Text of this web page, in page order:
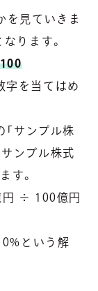
を見ていきま
ります。
字を当てはめ
サンプル株
ンプル株式
す。
円 ÷ 100億円
という解